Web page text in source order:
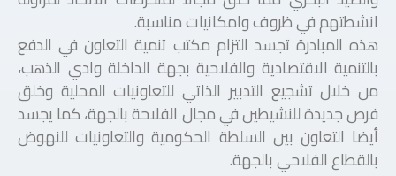
انشطتهم في ظروف وامكانيات مناسبة.
هذه المبادرة تجسد التزام مكتب تنمية التعاون في الدفع
بالتنمية الاقتصادية والفلاحية بجهة الداخلة وادي الذهب،
من خلال تشجيع التدبير الذاتي للتعاونيات المحلية وخلق
فرص جديدة للنشيطين في مجال الفلاحة بالجهة، كما يجسد
أيضا التعاون بين السلطة الحكومية والتعاونيات للنهوض
بالقطاع الفلاحي بالجهة.